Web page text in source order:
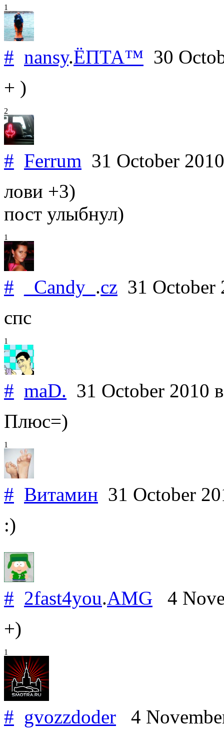
1
# nansy.ЁПТА™ 30
+ )
2
# Ferrum 31 October
лови +3)
пост улыбнул)
1
# _Candy_ .cz 31
спс
1
# maD. 31 October 2010
Плюс=)
1
# Витамин 31 October
:)
# 2fast4you.AMG 4
+)
1
# gvozzdoder 4